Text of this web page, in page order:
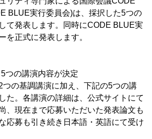
BLUE実行委員会)は、採択した5つの
て発表します。同時にCODE BLUE実
を正式に発表します。
つの講演内容が決定
の基調講演に加え、下記の5つの講
た。各講演の詳細は、公式サイトにて
、現在まで応募いただいた発表論文も
応募も引き続き日本語・英語にて受け